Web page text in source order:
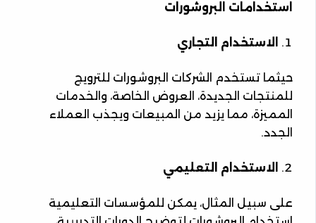
استخدامات البروشورات
الاستخدام التجاري
حيثما تستخدم الشركات البروشورات للترويج
للمنتجات الجديدة، العروض الخاصة، والخدمات
المميزة، مما يزيد من المبيعات ويجذب العملاء
الجدد.
الاستخدام التعليمي
على سبيل المثال، يمكن للمؤسسات التعليمية